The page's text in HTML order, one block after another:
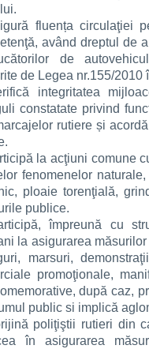
fluența circulaţiei
având dreptul de
de
de Legea nr.155/
integritatea
constatate privind
rutiere și
la acţiuni comune
fenomenelor
ploaie torenţială,
publice.
împreună cu
la asigurarea
marsuri,
promoţionale,
după caz,
public si implică
poliţiştii rutieri din
în asigurarea